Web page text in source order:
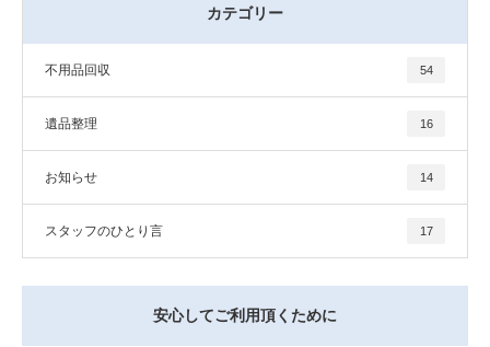
カテゴリー
不用品回収 54
遺品整理 16
お知らせ 14
スタッフのひとり言 17
安心してご利用頂くために